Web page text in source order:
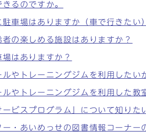
るのですか。
車場はありますか（車で行きたい）
の楽しめる施設はありますか？
はありますか？
やトレーニングジムを利用した
やトレーニングジムを利用した教
ビスプログラム」について知りた
・あいめっせの図書情報コーナ